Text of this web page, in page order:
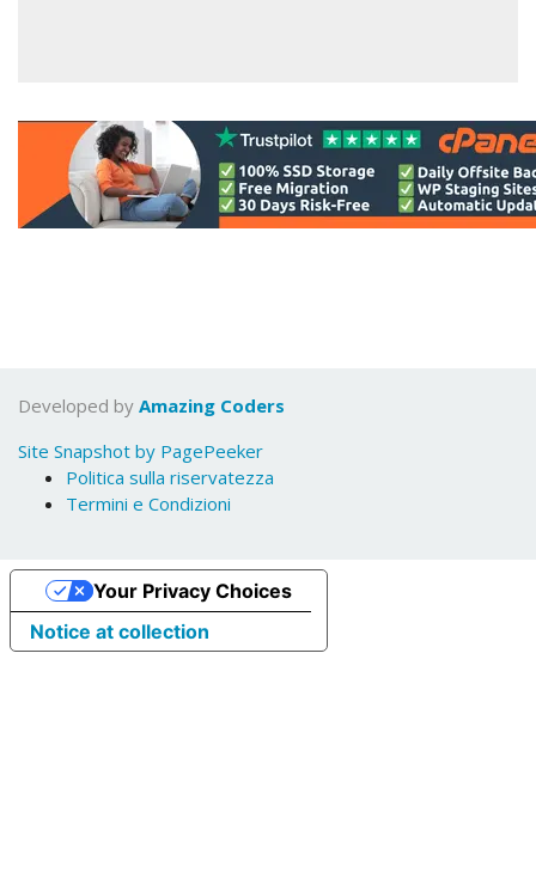
Developed by Amazing Coders
Site Snapshot by PagePeeker
Politica sulla riservatezza
Termini e Condizioni
Notice at collection
Your Privacy Choices